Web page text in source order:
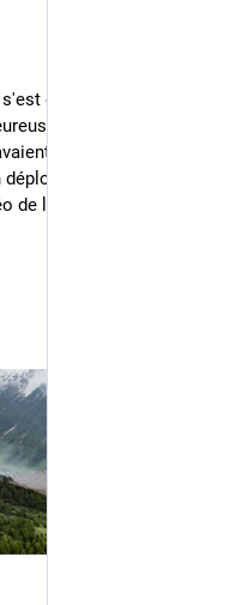
effondré et a détruit
des signes
mené à l'évacuation
néanmoins la
de l'éboulement est à la